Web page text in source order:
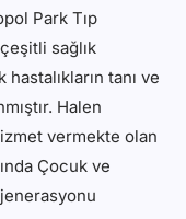
Park Tıp
sağlık
tanı ve
Halen
vermekte olan
Çocuk ve